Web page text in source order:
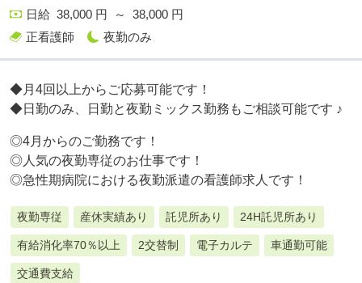
日給 38,000 円 ～ 38,000 円
正看護師
夜勤のみ
◆月4回以上からご応募可能です！
◆日勤のみ、日勤と夜勤ミックス勤務もご相談可能です ♪
◎4月からのご勤務です！
◎人気の夜勤専従のお仕事です！
◎急性期病院における夜勤派遣の看護師求人です！
夜勤専従 産休実績あり 託児所あり 24H託児所あり
有給消化率70％以上 2交替制 電子カルテ 車通勤可能
交通費支給